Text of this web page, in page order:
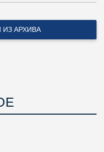
ИЗ АРХИВА